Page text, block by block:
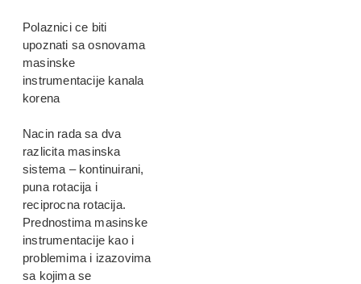
Polaznici ce biti
upoznati sa osnovama
masinske
instrumentacije kanala
korena
Nacin rada sa dva
razlicita masinska
sistema – kontinuirani,
puna rotacija i
reciprocna rotacija.
Prednostima masinske
instrumentacije kao i
problemima i izazovima
sa kojima se